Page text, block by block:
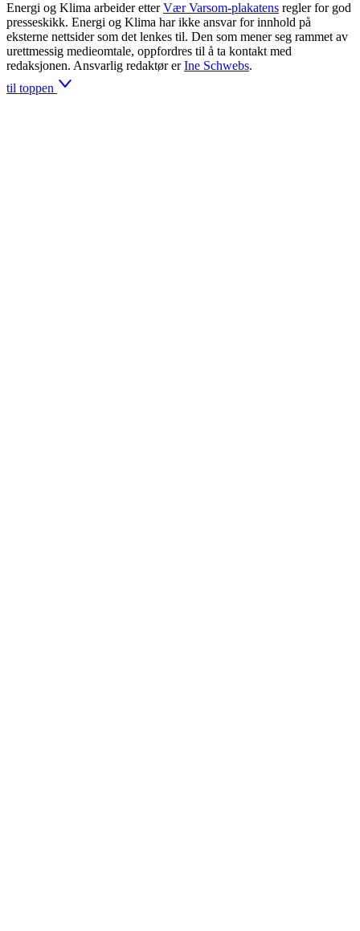
Energi og Klima arbeider etter Vær Varsom-plakatens regler for god
presseskikk. Energi og Klima har ikke ansvar for innhold på
eksterne nettsider som det lenkes til. Den som mener seg rammet av
urettmessig medieomtale, oppfordres til å ta kontakt med
redaksjonen. Ansvarlig redaktør er Ine Schwebs.
til toppen